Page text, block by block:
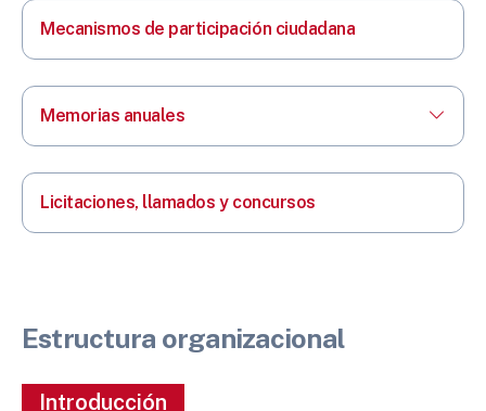
Mecanismos de participación ciudadana
Memorias anuales
Licitaciones, llamados y concursos
Estructura organizacional
Introducción